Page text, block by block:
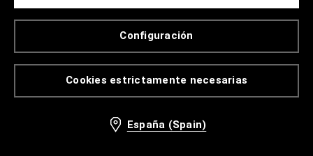
Cookies estrictamente necesarias
Configuración
España (Spain)